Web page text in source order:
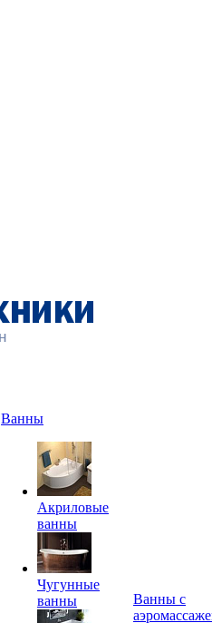
Ванны
Акриловые
ванны
Чугунные
ванны
Ванны с